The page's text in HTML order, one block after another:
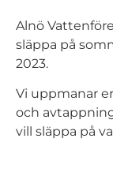
Alnö
släppa på
2023.
Vi uppmanar
och
vill släppa på